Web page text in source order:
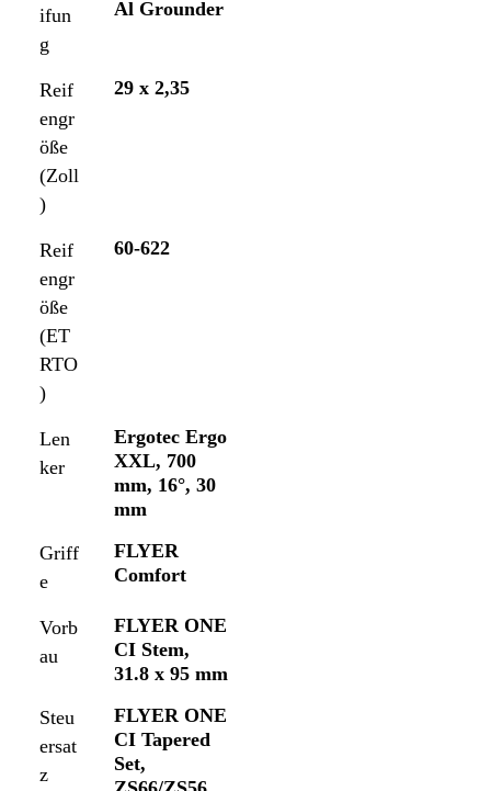
ifun
g
Al Grounder
Reif
engr
öße
(Zoll
)
29 x 2,35
Reif
engr
öße
(ET
RTO
)
60-622
Len
ker
Ergotec Ergo
XXL, 700
mm, 16°, 30
mm
Griff
e
FLYER
Comfort
Vorb
au
FLYER ONE
CI Stem,
31.8 x 95 mm
Steu
ersat
z
FLYER ONE
CI Tapered
Set,